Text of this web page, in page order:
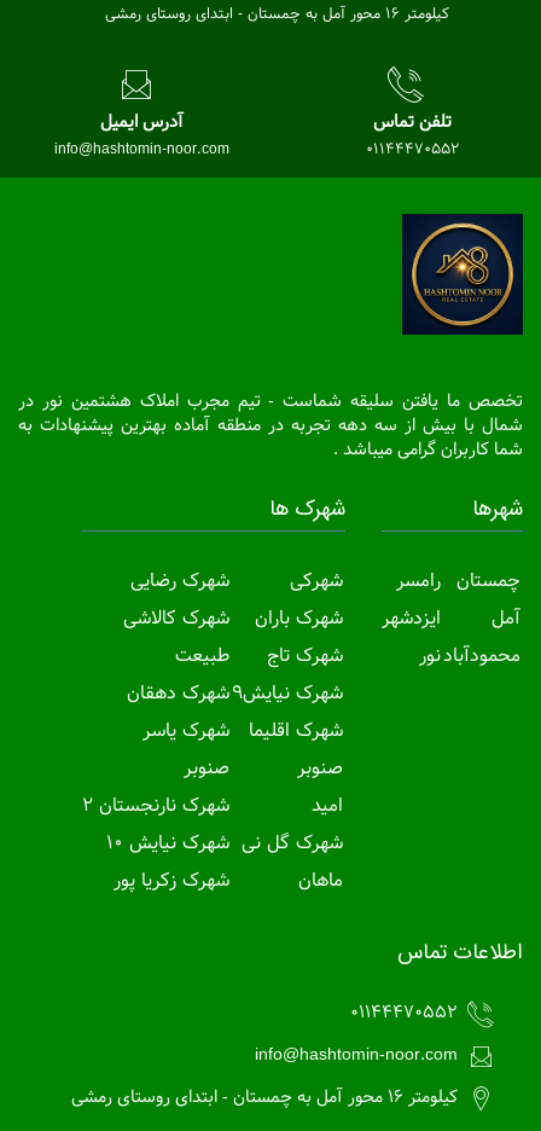
کیلومتر 16 محور آمل به چمستان - ابتدای روستای رمشی
تلفن تماس
01144470552
آدرس ایمیل
info@hashtomin-noor.com
تخصص ما یافتن سلیقه شماست - تیم مجرب املاک هشتمین نور در
شمال با بیش از سه دهه تجربه در منطقه آماده بهترین پیشنهادات به
شما کاربران گرامی میباشد .
شهرها
چمستان
آمل
محمودآباد
رامسر
ایزدشهر
نور
شهرک ها
شهرکی
شهرک باران
شهرک تاج
شهرک نیایش9
شهرک اقلیما
صنوبر
امید
شهرک گل نی
ماهان
شهرک رضایی
شهرک کالاشی
طبیعت
شهرک دهقان
شهرک یاسر
صنوبر
شهرک نارنجستان 2
شهرک نیایش 10
شهرک زکریا پور
اطلاعات تماس
01144470552
info@hashtomin-noor.com
کیلومتر 16 محور آمل به چمستان - ابتدای روستای رمشی